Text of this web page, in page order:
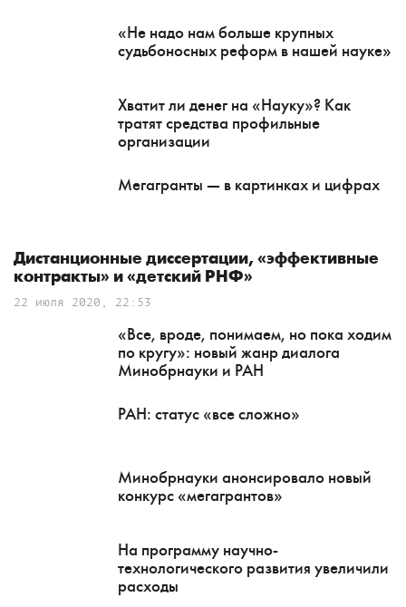
«Не надо нам больше крупных
судьбоносных реформ в нашей науке»
Хватит ли денег на «Науку»? Как
тратят средства профильные
организации
Мегагранты — в картинках и цифрах
Дистанционные диссертации, «эффективные
контракты» и «детский РНФ»
22 июля 2020, 22:53
«Все, вроде, понимаем, но пока ходим
по кругу»: новый жанр диалога
Минобрнауки и РАН
РАН: статус «все сложно»
Минобрнауки анонсировало новый
конкурс «мегагрантов»
На программу научно-
технологического развития увеличили
расходы